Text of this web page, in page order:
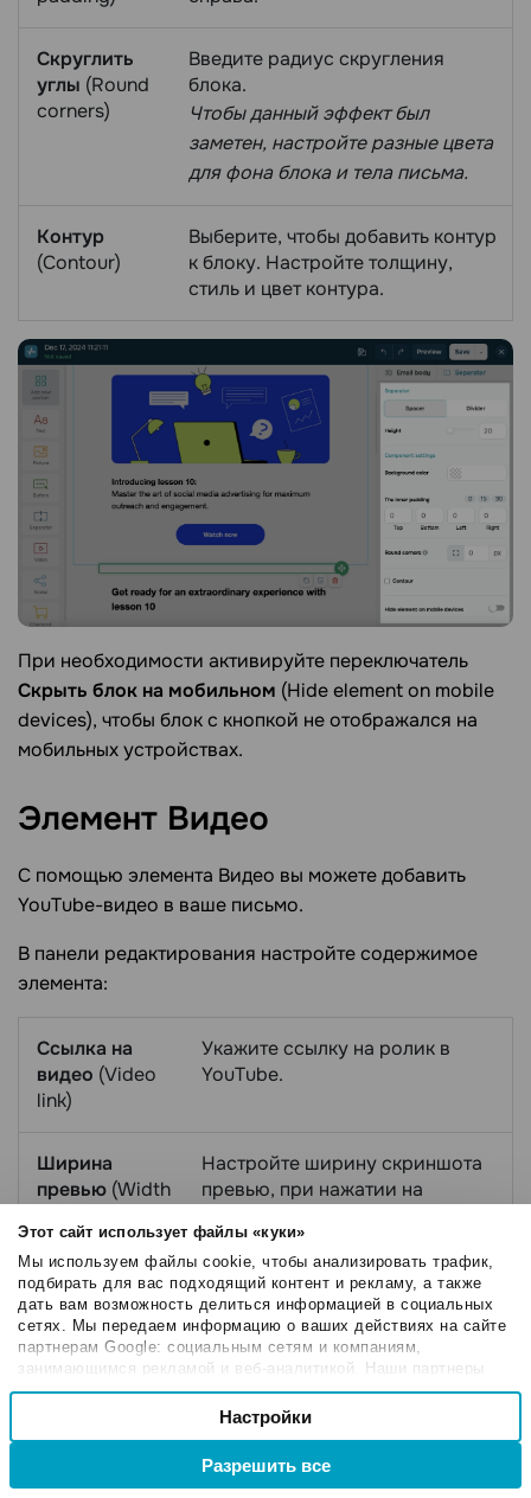
Этот сайт использует файлы «куки»
Мы используем файлы cookie, чтобы анализировать трафик,
подбирать для вас подходящий контент и рекламу, а также
дать вам возможность делиться информацией в социальных
сетях. Мы передаем информацию о ваших действиях на сайте
партнерам Google: социальным сетям и компаниям,
занимающимся рекламой и веб-аналитикой. Наши партнеры
могут комбинировать эти сведения с предоставленной вами
информацией, а также данными, которые они получили при
использовании вами их сервисов.
Выбор
Настроечные
Настройки
Разрешить все
Скруглить
углы (Round
corners)
Введите радиус скругления
блока.
Чтобы данный эффект был
заметен, настройте разные цвета
для фона блока и тела письма.
Контур
(Contour)
Выберите, чтобы добавить контур
к блоку. Настройте толщину,
стиль и цвет контура.
При необходимости активируйте переключатель
Скрыть блок на мобильном (Hide element on mobile
devices), чтобы блок с кнопкой не отображался на
мобильных устройствах.
Элемент Видео
С помощью элемента Видео вы можете добавить
YouTube-видео в ваше письмо.
В панели редактирования настройте содержимое
элемента:
Ссылка на
видео (Video
link)
Укажите ссылку на ролик в
YouTube.
Ширина
превью (Width
Настройте ширину скриншота
превью, при нажатии на
на страницу просмотра видео.
Расположение
(Placement)
Выберите расположение
превью в блоке: слева, по
центру или справа.